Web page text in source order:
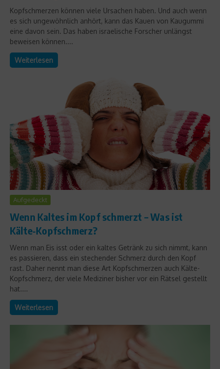
Kopfschmerzen können viele Ursachen haben. Und auch wenn
es sich ungewöhnlich anhört, kann das Kauen von Kaugummi
eine davon sein. Das haben israelische Forscher unlängst
beweisen können....
Weiterlesen
Aufgedeckt
Wenn Kaltes im Kopf schmerzt – Was ist
Kälte-Kopfschmerz?
Wenn man Eis isst oder ein kaltes Getränk zu sich nimmt, kann
es passieren, dass ein stechender Schmerz durch den Kopf
rast. Daher nennt man diese Art Kopfschmerzen auch Kälte-
Kopfschmerz, der viele Mediziner bisher vor ein Rätsel gestellt
hat....
Weiterlesen